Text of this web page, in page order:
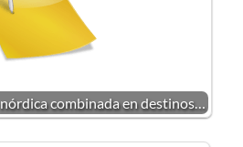
combinada en destinos…